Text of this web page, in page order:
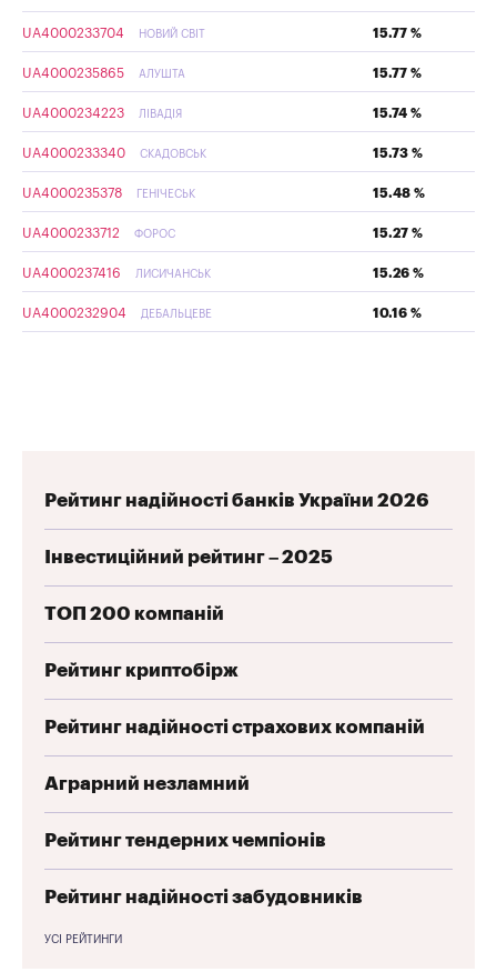
UA4000233704 НОВИЙ СВІТ 15.77 %
UA4000235865 АЛУШТА 15.77 %
UA4000234223 ЛІВАДІЯ 15.74 %
UA4000233340 СКАДОВСЬК 15.73 %
UA4000235378 ГЕНІЧЕСЬК 15.48 %
UA4000233712 ФОРОС 15.27 %
UA4000237416 ЛИСИЧАНСЬК 15.26 %
UA4000232904 ДЕБАЛЬЦЕВЕ 10.16 %
Рейтинг надійності банків України 2026
Інвестиційний рейтинг – 2025
ТОП 200 компаній
Рейтинг криптобірж
Рейтинг надійності страхових компаній
Аграрний незламний
Рейтинг тендерних чемпіонів
Рейтинг надійності забудовників
УСІ РЕЙТИНГИ